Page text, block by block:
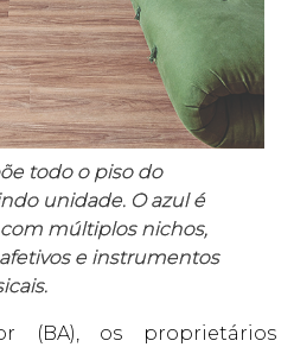
todo o piso do
unidade. O azul é
múltiplos nichos,
e instrumentos
(BA), os proprietários